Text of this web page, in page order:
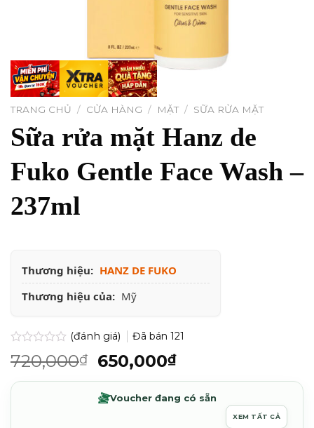
TRANG CHỦ / CỬA HÀNG / MẶT / SỮA RỬA MẶT
Sữa rửa mặt Hanz de
Fuko Gentle Face Wash –
237ml
Thương hiệu: HANZ DE FUKO
Thương hiệu của: Mỹ
Được
xếp
0.0
(đánh giá) Đã bán 121
720,000₫
Giá
gốc
là:
720,000₫.
650,000₫Giá
hiện
tại
Voucher đang có sẵn
XEM TẤT CẢ